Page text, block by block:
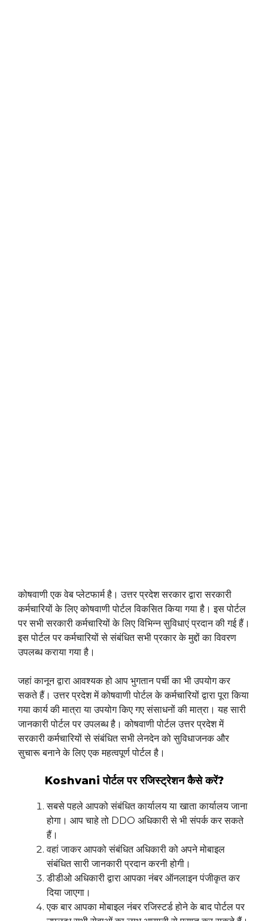
कोषवाणी एक वेब प्लेटफार्म है। उत्तर प्रदेश सरकार द्वारा सरकारी
कर्मचारियों के लिए कोषवाणी पोर्टल विकसित किया गया है। इस पोर्टल
पर सभी सरकारी कर्मचारियों के लिए विभिन्न सुविधाएं प्रदान की गई हैं।
इस पोर्टल पर कर्मचारियों से संबंधित सभी प्रकार के मुद्दों का विवरण
उपलब्ध कराया गया है।
जहां कानून द्वारा आवश्यक हो आप भुगतान पर्ची का भी उपयोग कर
सकते हैं। उत्तर प्रदेश में कोषवाणी पोर्टल के कर्मचारियों द्वारा पूरा किया
गया कार्य की मात्रा या उपयोग किए गए संसाधनों की मात्रा। यह सारी
जानकारी पोर्टल पर उपलब्ध है। कोषवाणी पोर्टल उत्तर प्रदेश में
सरकारी कर्मचारियों से संबंधित सभी लेनदेन को सुविधाजनक और
सुचारू बनाने के लिए एक महत्वपूर्ण पोर्टल है।
Koshvani पोर्टल पर रजिस्ट्रेशन कैसे करें?
सबसे पहले आपको संबंधित कार्यालय या खाता कार्यालय जाना
होगा। आप चाहे तो DDO अधिकारी से भी संपर्क कर सकते
हैं।
वहां जाकर आपको संबंधित अधिकारी को अपने मोबाइल
संबंधित सारी जानकारी प्रदान करनी होगी।
डीडीओ अधिकारी द्वारा आपका नंबर ऑनलाइन पंजीकृत कर
दिया जाएगा।
एक बार आपका मोबाइल नंबर रजिस्टर्ड होने के बाद पोर्टल पर